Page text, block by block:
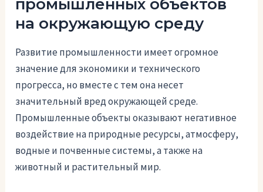
промышленных объектов
на окружающую среду
Развитие промышленности имеет огромное
значение для экономики и технического
прогресса, но вместе с тем она несет
значительный вред окружающей среде.
Промышленные объекты оказывают негативное
воздействие на природные ресурсы, атмосферу,
водные и почвенные системы, а также на
животный и растительный мир.